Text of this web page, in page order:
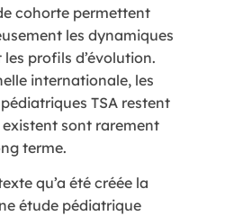
cohorte permettent
les dynamiques
profils d’évolution.
internationale, les
TSA restent
existent sont rarement
terme.
qu’a été créée la
étude pédiatrique